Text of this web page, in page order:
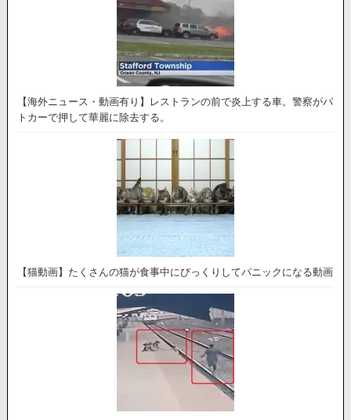
【海外ニュース・動画有り】レストランの前で炎上する車。警察がパ
トカーで押して華麗に除去する。
【猫動画】たくさんの猫が食事中にびっくりしてパニックになる動画